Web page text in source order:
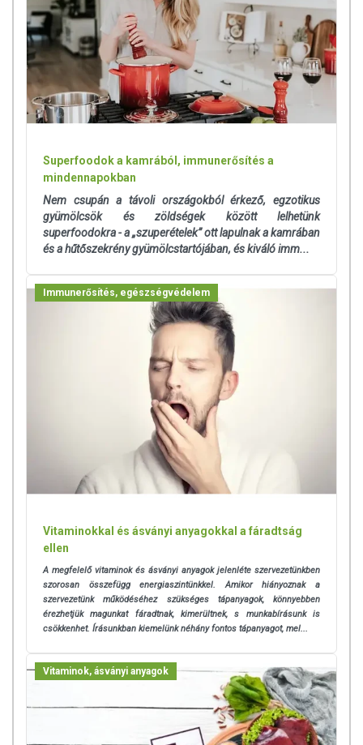
Superfoodok a kamrából, immunerősítés a
mindennapokban
Nem csupán a távoli országokból érkező, egzotikus
gyümölcsök és zöldségek között lelhetünk
superfoodokra - a „szuperételek” ott lapulnak a kamrában
és a hűtőszekrény gyümölcstartójában, és kiváló imm...
Immunerősítés, egészségvédelem
Vitaminokkal és ásványi anyagokkal a fáradtság
ellen
A megfelelő vitaminok és ásványi anyagok jelenléte szervezetünkben
szorosan összefügg energiaszintünkkel. Amikor hiányoznak a
szervezetünk működéséhez szükséges tápanyagok, könnyebben
érezhetjük magunkat fáradtnak, kimerültnek, s munkabírásunk is
csökkenhet. Írásunkban kiemelünk néhány fontos tápanyagot, mel...
Vitaminok, ásványi anyagok